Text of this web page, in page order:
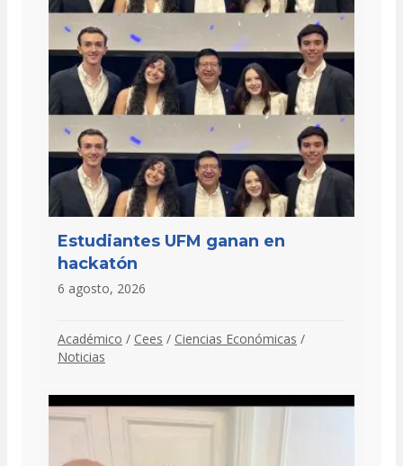
Estudiantes UFM ganan en
hackatón
6 agosto, 2026
Académico / Cees / Ciencias Económicas /
Noticias